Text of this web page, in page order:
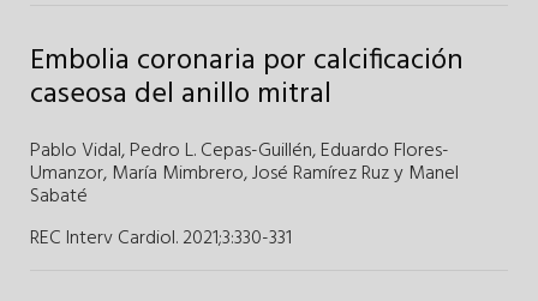
Embolia coronaria por calcificación
caseosa del anillo mitral
Pablo Vidal,Pedro L. Cepas-Guillén,Eduardo Flores-
Umanzor, María Mimbrero,José Ramírez Ruzy Manel
Sabaté
REC Interv Cardiol. 2021;3:330-331